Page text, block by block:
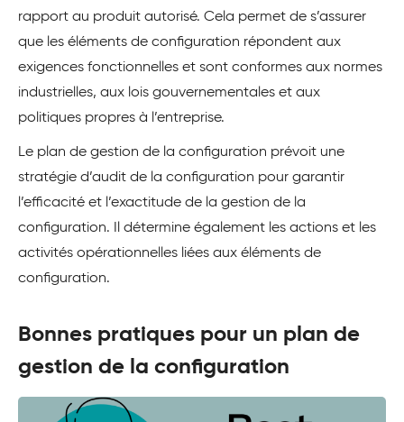
rapport au produit autorisé. Cela permet de s’assurer
que les éléments de configuration répondent aux
exigences fonctionnelles et sont conformes aux normes
industrielles, aux lois gouvernementales et aux
politiques propres à l’entreprise.
Le plan de gestion de la configuration prévoit une
stratégie d’audit de la configuration pour garantir
l’efficacité et l’exactitude de la gestion de la
configuration. Il détermine également les actions et les
activités opérationnelles liées aux éléments de
configuration.
Bonnes pratiques pour un plan de
gestion de la configuration